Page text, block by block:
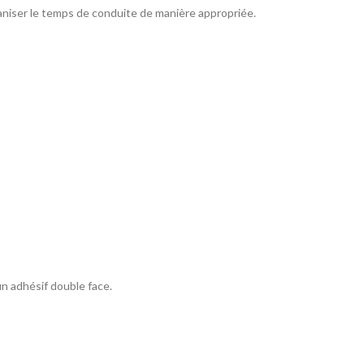
le temps de conduite de manière appropriée.
adhésif double face.